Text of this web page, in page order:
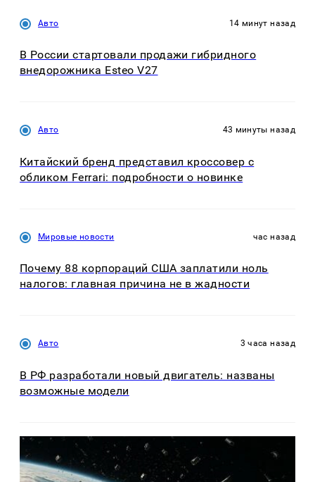
Авто 14 минут назад
В России стартовали продажи гибридного
внедорожника Esteo V27
Авто 43 минуты назад
Китайский бренд представил кроссовер с
обликом Ferrari: подробности о новинке
Мировые новости час назад
Почему 88 корпораций США заплатили ноль
налогов: главная причина не в жадности
Авто 3 часа назад
В РФ разработали новый двигатель: названы
возможные модели